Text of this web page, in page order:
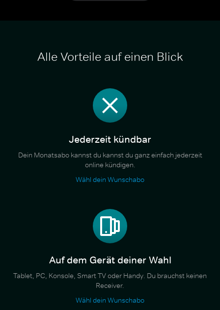
Alle Vorteile auf einen Blick
Jederzeit kündbar
Dein Monatsabo kannst du kannst du ganz einfach jederzeit
online kündigen.
Wähl dein Wunschabo
Auf dem Gerät deiner Wahl
Tablet, PC, Konsole, Smart TV oder Handy. Du brauchst keinen
Receiver.
Wähl dein Wunschabo